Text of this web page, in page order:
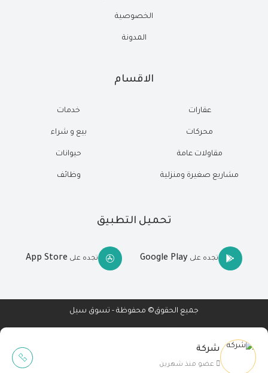
شركة
عضو منذ شهرين
الخصوصية
المدونة
الاقسام
عقارات
محركات
مقاولات عامة
مشاريع صغيرة ومنزلية
خدمات
بيع و شراء
حيوانات
وظائف
تحميل التطبيق
تجده على Google Play تجده على App Store
جميع الحقوق© محفوظة - تسوق سيل